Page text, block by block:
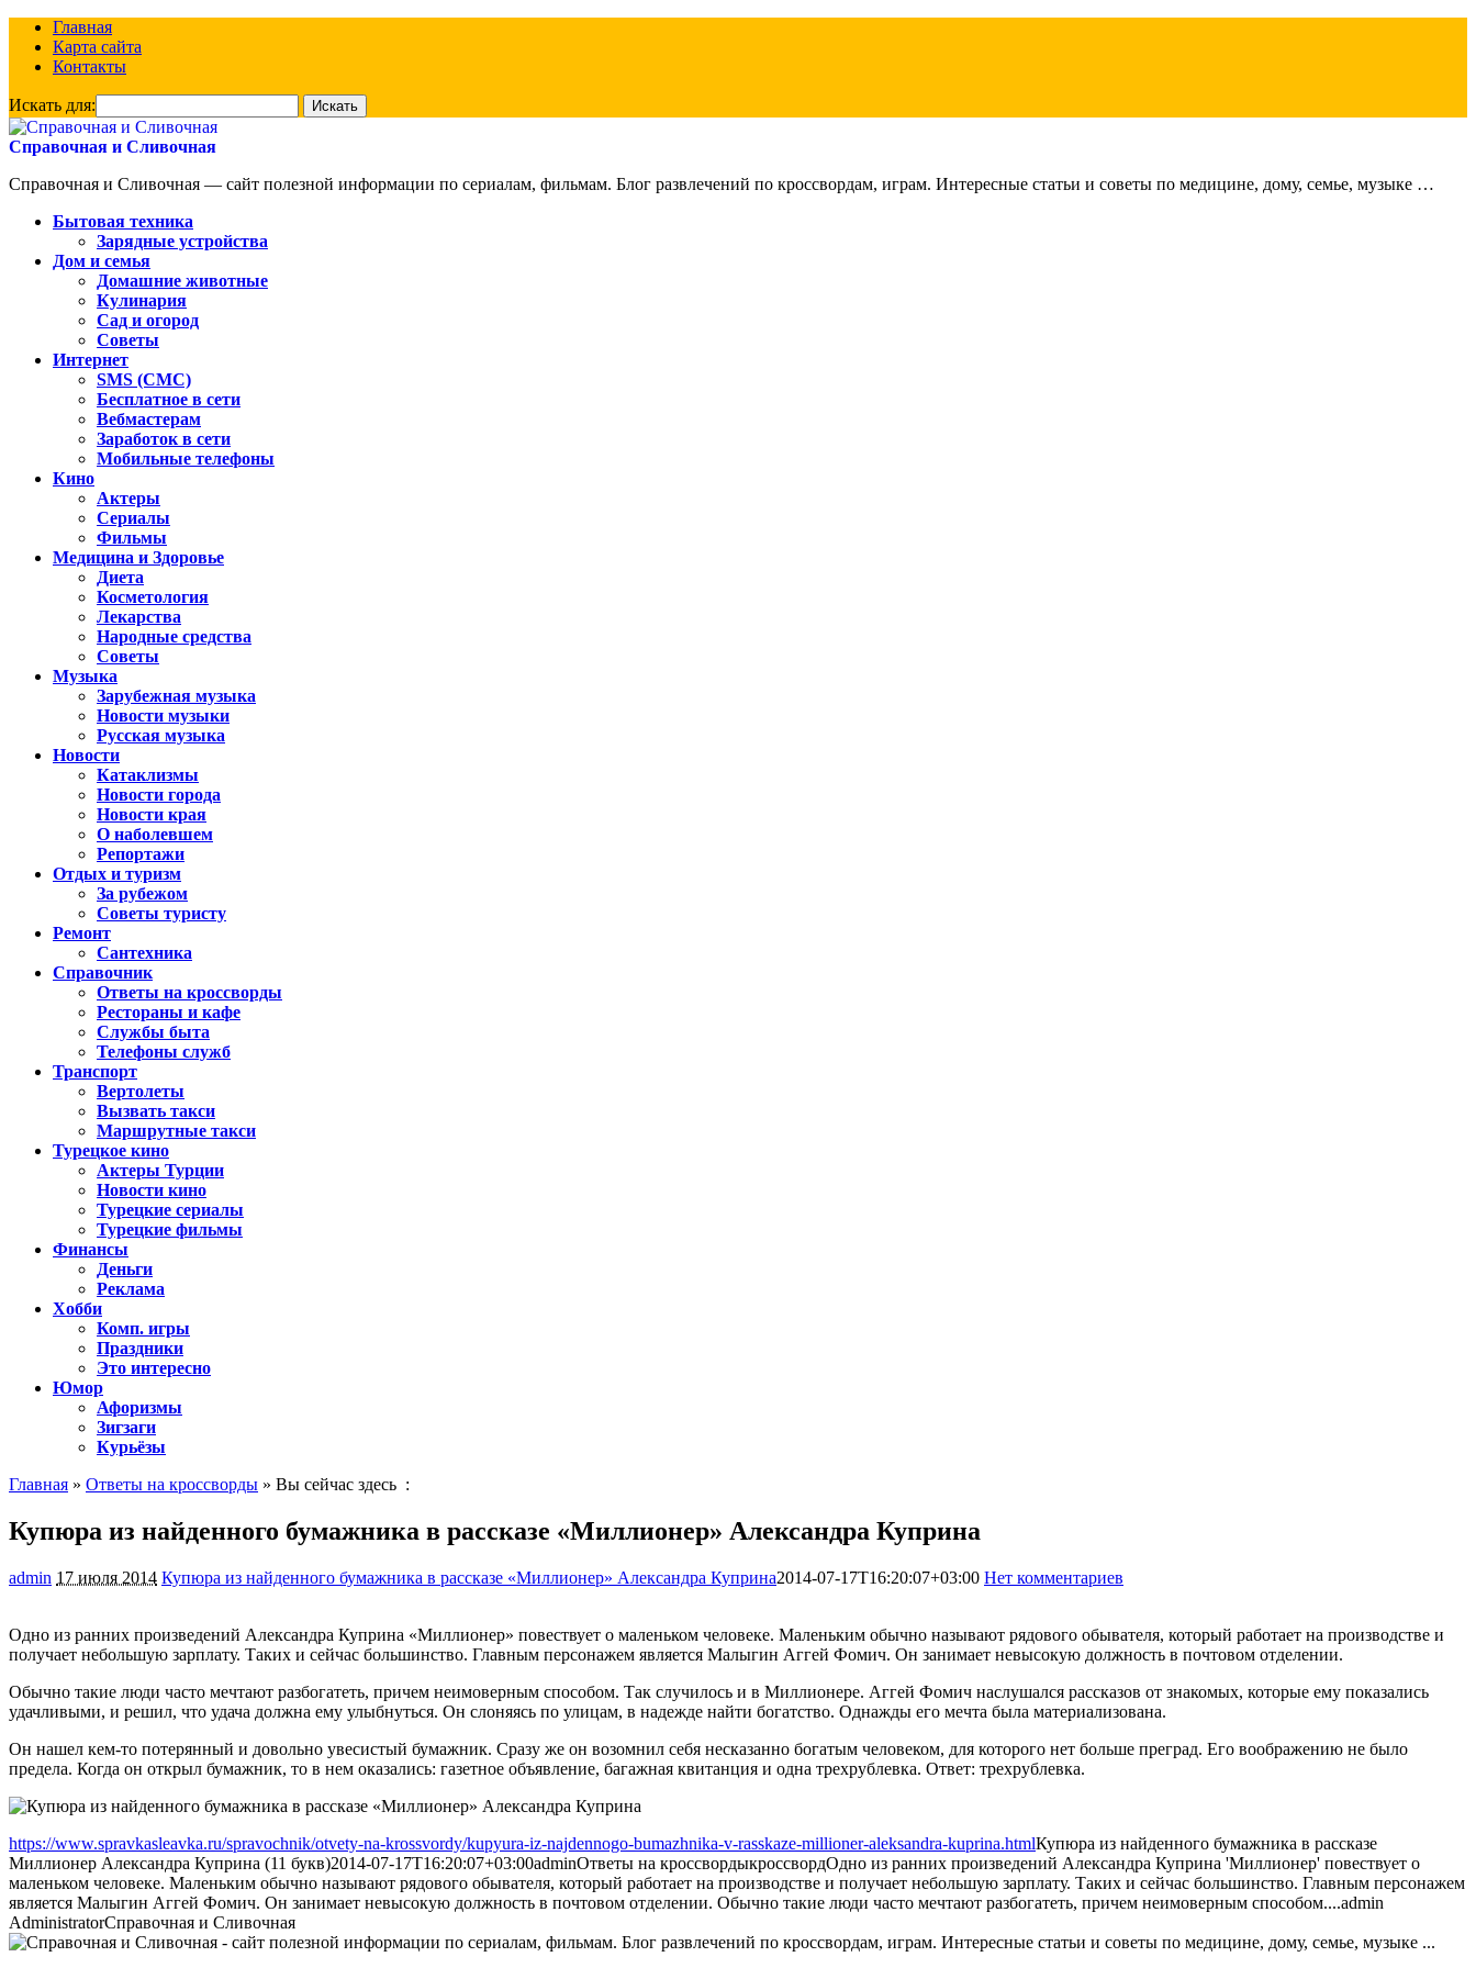
Главная
Карта сайта
Контакты
Искать для:
Справочная и Сливочная
Справочная и Сливочная — сайт полезной информации по сериалам, фильмам. Блог развлечений по кроссвордам, играм. Интересные статьи и советы по медицине, дому, семье, музыке …
Бытовая техника
Зарядные устройства
Дом и семья
Домашние животные
Кулинария
Сад и огород
Советы
Интернет
SMS (СМС)
Бесплатное в сети
Вебмастерам
Заработок в сети
Мобильные телефоны
Кино
Актеры
Сериалы
Фильмы
Медицина и Здоровье
Диета
Косметология
Лекарства
Народные средства
Советы
Музыка
Зарубежная музыка
Новости музыки
Русская музыка
Новости
Катаклизмы
Новости города
Новости края
О наболевшем
Репортажи
Отдых и туризм
За рубежом
Советы туристу
Ремонт
Сантехника
Справочник
Ответы на кроссворды
Рестораны и кафе
Службы быта
Телефоны служб
Транспорт
Вертолеты
Вызвать такси
Маршрутные такси
Турецкое кино
Актеры Турции
Новости кино
Турецкие сериалы
Турецкие фильмы
Финансы
Деньги
Реклама
Хобби
Комп. игры
Праздники
Это интересно
Юмор
Афоризмы
Зигзаги
Курьёзы
Главная » Ответы на кроссворды » Вы сейчас здесь :
Купюра из найденного бумажника в рассказе «Миллионер» Александра Куприна
admin 17 июля 2014 Купюра из найденного бумажника в рассказе «Миллионер» Александра Куприна2014-07-17T16:20:07+03:00 Нет комментариев
Одно из ранних произведений Александра Куприна «Миллионер» повествует о маленьком человеке. Маленьким обычно называют рядового обывателя, который работает на производстве и
получает небольшую зарплату. Таких и сейчас большинство. Главным персонажем является Малыгин Аггей Фомич. Он занимает невысокую должность в почтовом отделении.
Обычно такие люди часто мечтают разбогатеть, причем неимоверным способом. Так случилось и в Миллионере. Аггей Фомич наслушался рассказов от знакомых, которые ему показались
удачливыми, и решил, что удача должна ему улыбнуться. Он слоняясь по улицам, в надежде найти богатство. Однажды его мечта была материализована.
Он нашел кем-то потерянный и довольно увесистый бумажник. Сразу же он возомнил себя несказанно богатым человеком, для которого нет больше преград. Его воображению не было
предела. Когда он открыл бумажник, то в нем оказались: газетное объявление, багажная квитанция и одна трехрублевка. Ответ: трехрублевка.
https://www.spravkasleavka.ru/spravochnik/otvety-na-krossvordy/kupyura-iz-najdennogo-bumazhnika-v-rasskaze-millioner-aleksandra-kuprina.htmlКупюра из найденного бумажника в рассказе
Миллионер Александра Куприна (11 букв)2014-07-17T16:20:07+03:00adminОтветы на кроссвордыкроссвордОдно из ранних произведений Александра Куприна 'Миллионер' повествует о
маленьком человеке. Маленьким обычно называют рядового обывателя, который работает на производстве и получает небольшую зарплату. Таких и сейчас большинство. Главным персонажем
является Малыгин Аггей Фомич. Он занимает невысокую должность в почтовом отделении. Обычно такие люди часто мечтают разбогатеть, причем неимоверным способом....admin
AdministratorСправочная и Сливочная